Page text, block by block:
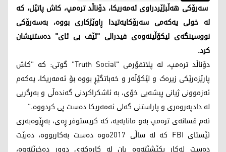
سەرۆکی هەڵبژێردراوی ئەمەریکا، دۆناڵد ترەمپ، کاش پاتێل، کە
لە خولی یەکەمی سەرۆکایەتیدا ڕاوێژکاری بووە، بەسەرۆکی
نووسینگەی لیکۆڵینەوەی فیدرالی "ئێف بی ئای" دەستنیشان
کرد.
دۆناڵد ترەمپ، لە پلاتفۆرمی "Truth Social" گوتی: کە "کاش
پارێزەرێکی زیرەک و لێکۆڵەر و خەباتگێڕ بووە بۆ ئەمەریکا، یەکەم
ئەزموونی ژیانی پیشەیی خۆی، بە ئاشکراکردنی گەندەڵی و بەرگریی
لە دادپەروەری و پاراستنی گەلی ئەمەریکا دەست پی کردووە."
ئەم قسانەی ترەمپ بەو مانایەیە، کە کریستوفر ڕەی، بەڕێوەبەری
ئێستای FBI کە لە ساڵی 2017ەوە دەست بەکاربووە، دەبێت